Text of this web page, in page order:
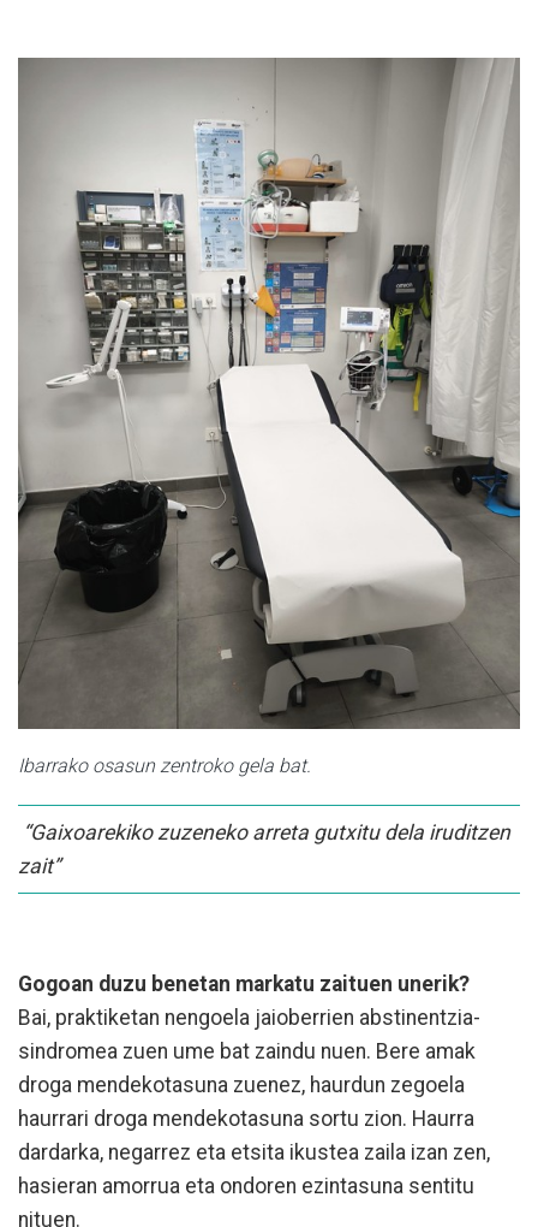
Ibarrako osasun zentroko gela bat.
“Gaixoarekiko zuzeneko arreta gutxitu dela iruditzen
zait”
Gogoan duzu benetan markatu zaituen unerik?
Bai, praktiketan nengoela jaioberrien abstinentzia-
sindromea zuen ume bat zaindu nuen. Bere amak
droga mendekotasuna zuenez, haurdun zegoela
haurrari droga mendekotasuna sortu zion. Haurra
dardarka, negarrez eta etsita ikustea zaila izan zen,
hasieran amorrua eta ondoren ezintasuna sentitu
nituen.